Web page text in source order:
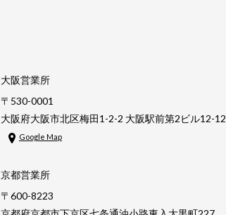
大阪営業所
〒530-0001
大阪府大阪市北区梅田1-2-2 大阪駅前第2ビル12-12
Google Map
京都営業所
〒600-8223